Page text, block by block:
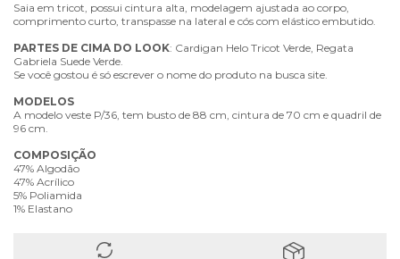
Saia em tricot, possui cintura alta, modelagem ajustada ao corpo,
comprimento curto, transpasse na lateral e cós com elástico embutido.
PARTES DE CIMA DO LOOK: Cardigan Helo Tricot Verde, Regata
Gabriela Suede Verde.
Se você gostou é só escrever o nome do produto na busca site.
MODELOS
A modelo veste P/36, tem busto de 88 cm, cintura de 70 cm e quadril de
96 cm.
COMPOSIÇÃO
47% Algodão
47% Acrílico
5% Poliamida
1% Elastano